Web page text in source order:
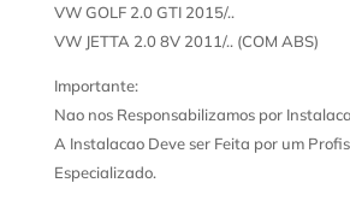
VW GOLF 2.0 GTI 2015/..
VW JETTA 2.0 8V 2011/.. (COM ABS)
Importante:
Nao nos Responsabilizamos por
A Instalacao Deve ser Feita por um
Especializado.